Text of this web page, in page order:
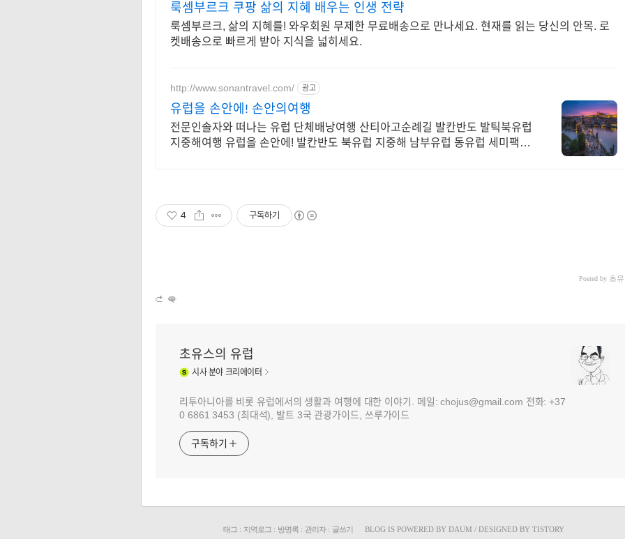
룩셈부르크 쿠팡 삶의 지혜 배우는 인생 전략
룩셈부르크, 삶의 지혜를! 와우회원 무제한 무료배송으로 만나세요. 현재를 읽는 당신의 안목. 로
켓배송으로 빠르게 받아 지식을 넓히세요.
http://www.sonantravel.com/ 광고
유럽을 손안에! 손안의여행
전문인솔자와 떠나는 유럽 단체배낭여행 산티아고순례길 발칸반도 발틱북유럽
지중해여행 유럽을 손안에! 발칸반도 북유럽 지중해 남부유럽 동유럽 세미팩제
4 구독하기
Posted by 초
초유스의 유럽
시사분야 크리에이터
리투아니아를 비롯 유럽에서의 생활과 여행에 대한 이야기. 메일: chojus@gmail.com 전화: +37
0 6861 3453 (최대석), 발트 3국 관광가이드, 쓰루가이드
구독하기
태그 : 지역로그 : 방명록 : 관리자: 글쓰기 BLOG IS POWERED BY DAUM / DESIGNED BY TISTORY